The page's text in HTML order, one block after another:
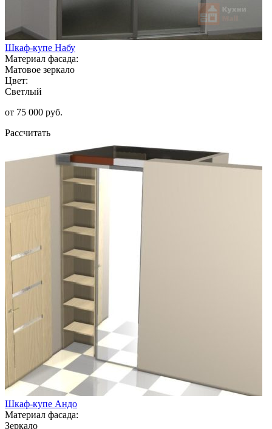
Шкаф-купе Набу
Материал фасада:
Матовое зеркало
Цвет:
Светлый
от 75 000 руб.
Рассчитать
Шкаф-купе Андо
Материал фасада:
Зеркало